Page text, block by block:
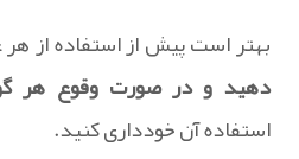
بهتر است پیش از استفاده از
دهید و در صورت وقوع هر
استفاده آن خودداری کنید.